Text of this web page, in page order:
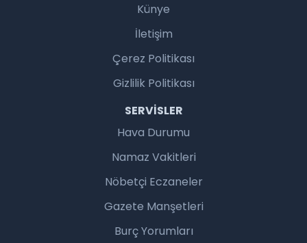
Künye
İletişim
Çerez Politikası
Gizlilik Politikası
SERVISLER
Hava Durumu
Namaz Vakitleri
Nöbetçi Eczaneler
Gazete Manşetleri
Burç Yorumları